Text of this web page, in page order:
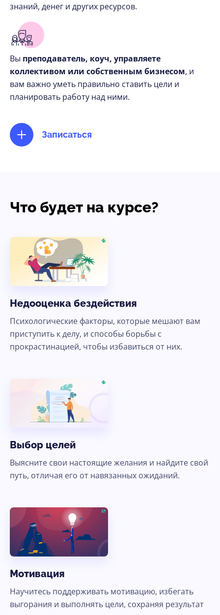
знаний, денег и других ресурсов.
Вы преподаватель, коуч, управляете
коллективом или собственным бизнесом, и
вам важно уметь правильно ставить цели и
планировать работу над ними.
Записаться
Что будет на курсе?
Недооценка бездействия
Психологические факторы, которые мешают вам
приступить к делу, и способы борьбы с
прокрастинацией, чтобы избавиться от них.
Выбор целей
Выясните свои настоящие желания и найдите свой
путь, отличая его от навязанных ожиданий.
Мотивация
Научитесь поддерживать мотивацию, избегать
выгорания и выполнять цели, сохраняя результат